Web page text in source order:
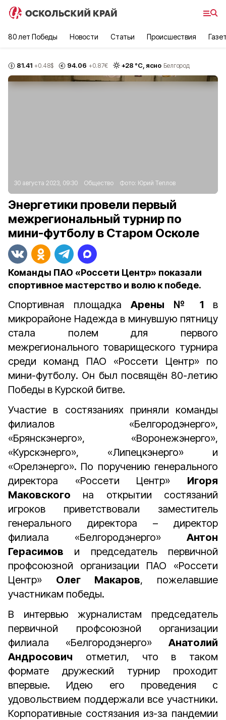
80 лет Победы Новости Статьи Происшествия
81.41 +0.48$ 94.06 +0.87€ +28 °С, ясно Белгород
30 августа 2023, 09:30 Общество Фото: Юрий Теплов
Энергетики провели первый
межрегиональный турнир по
мини-футболу в Старом Осколе
Команды ПАО «Россети Центр» показали
спортивное мастерство и волю к победе.
Спортивная площадка Арены № 1 в
микрорайоне Надежда в минувшую пятницу
стала полем для первого
межрегионального товарищеского турнира
среди команд ПАО «Россети Центр» по
мини-футболу. Он был посвящён 80-летию
Победы в Курской битве.
Участие в состязаниях приняли команды
филиалов «Белгородэнерго»,
«Брянскэнерго», «Воронежэнерго»,
«Курскэнерго», «Липецкэнерго» и
«Орелэнерго». По поручению генерального
директора «Россети Центр» Игоря
Маковского на открытии состязаний
игроков приветствовали заместитель
генерального директора – директор
филиала «Белгородэнерго» Антон
Герасимов и председатель первичной
профсоюзной организации ПАО «Россети
Центр» Олег Макаров, пожелавшие
участникам победы.
В интервью журналистам председатель
первичной профсоюзной организации
филиала «Белгородэнерго» Анатолий
Андросович отметил, что в таком
формате дружеский турнир проходит
впервые. Идею его проведения с
удовольствием поддержали все участники.
Корпоративные состязания из-за пандемии